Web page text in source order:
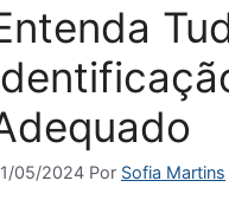
05/2024 Por Sofia Martins